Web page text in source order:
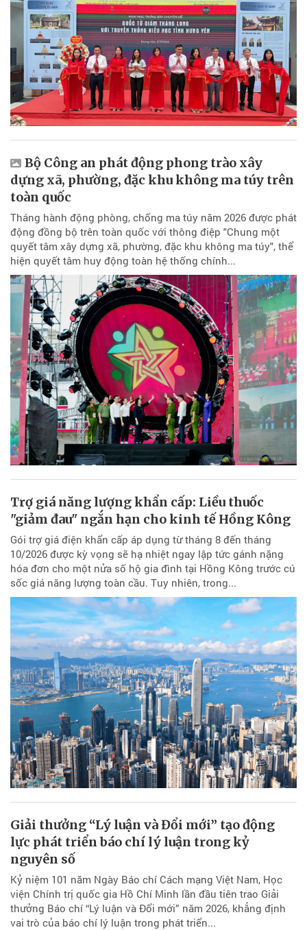
Bộ Công an phát động phong trào xây
dựng xã, phường, đặc khu không ma túy trên
toàn quốc
Tháng hành động phòng, chống ma túy năm 2026 được phát
động đồng bộ trên toàn quốc với thông điệp "Chung một
quyết tâm xây dựng xã, phường, đặc khu không ma túy", thể
hiện quyết tâm huy động toàn hệ thống chính...
Trợ giá năng lượng khẩn cấp: Liều thuốc
"giảm đau" ngắn hạn cho kinh tế Hồng Kông
Gói trợ giá điện khẩn cấp áp dụng từ tháng 8 đến tháng
10/2026 được kỳ vọng sẽ hạ nhiệt ngay lập tức gánh nặng
hóa đơn cho một nửa số hộ gia đình tại Hồng Kông trước cú
sốc giá năng lượng toàn cầu. Tuy nhiên, trong...
Giải thưởng “Lý luận và Đổi mới” tạo động
lực phát triển báo chí lý luận trong kỷ
nguyên số
Kỷ niệm 101 năm Ngày Báo chí Cách mạng Việt Nam, Học
viện Chính trị quốc gia Hồ Chí Minh lần đầu tiên trao Giải
thưởng Báo chí “Lý luận và Đổi mới” năm 2026, khẳng định
vai trò của báo chí lý luận trong phát triển...